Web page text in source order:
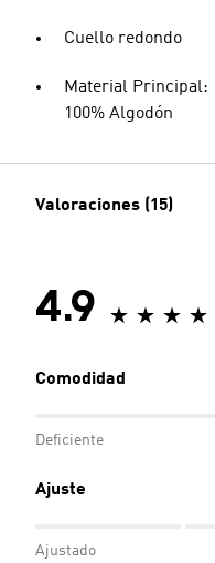
Cuello redondo
Material Principal:
100% Algodón
Valoraciones (15)
4.9
Comodidad
Deficiente
Ajuste
Ajustado